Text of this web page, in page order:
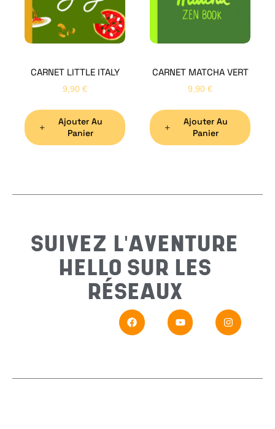
CARNET LITTLE ITALY
9,90 €
Ajouter Au
Panier
CARNET MATCHA VERT
9,90 €
Ajouter Au
Panier
SUIVEZ L'AVENTURE
HELLO SUR LES
RÉSEAUX